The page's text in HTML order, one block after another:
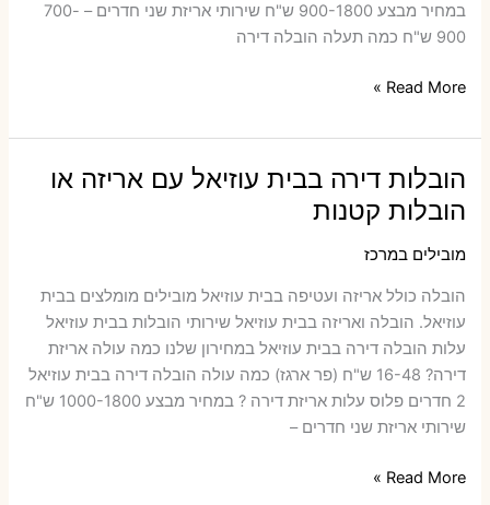
במחיר מבצע 900-1800 ש"ח שירותי אריזת שני חדרים – 700-
900 ש"ח כמה תעלה הובלה דירה
הובלות
בגנות
אריזה
או
הובלות
Read More »
הובלות דירה בבית עוזיאל עם אריזה או
הובלות קטנות
מובילים במרכז
הובלה כולל אריזה ועטיפה בבית עוזיאל ‫מובילים מומלצים בבית
עוזיאל. הובלה ואריזה בבית עוזיאל שירותי הובלות בבית עוזיאל
עלות הובלה דירה בבית עוזיאל במחירון שלנו כמה עולה אריזת
דירה​? 16-48 ש"ח (פר ארגז) כמה עולה הובלה דירה בבית עוזיאל
2 חדרים פלוס עלות אריזת דירה ? במחיר מבצע 1000-1800 ש"ח
שירותי אריזת שני חדרים –
הובלות
Read More »